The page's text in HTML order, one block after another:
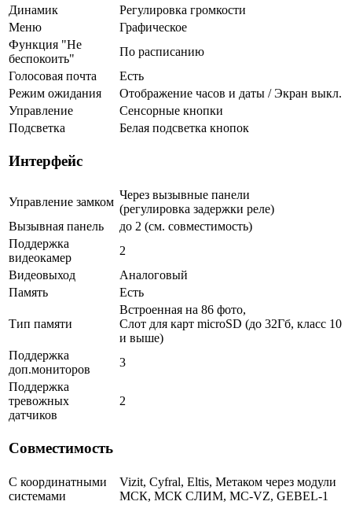
Динамик
Регулировка громкости
Меню
Графическое
Функция "Не
беспокоить"
По расписанию
Голосовая почта
Есть
Режим ожидания
Отображение часов и даты / Экран выкл.
Управление
Сенсорные кнопки
Подсветка
Белая подсветка кнопок
Интерфейс
Управление замком
Через вызывные панели
(регулировка задержки реле)
Вызывная панель
до 2 (см. совместимость)
Поддержка
видеокамер
2
Видеовыход
Аналоговый
Память
Есть
Тип памяти
Встроенная на 86 фото,
Слот для карт microSD (до 32Гб, класс 10
и выше)
Поддержка
доп.мониторов
3
Поддержка
тревожных
датчиков
2
Совместимость
С координатными
системами
Vizit, Cyfral, Eltis, Метаком через модули
МСК, МСК СЛИМ, MC-VZ, GEBEL-1